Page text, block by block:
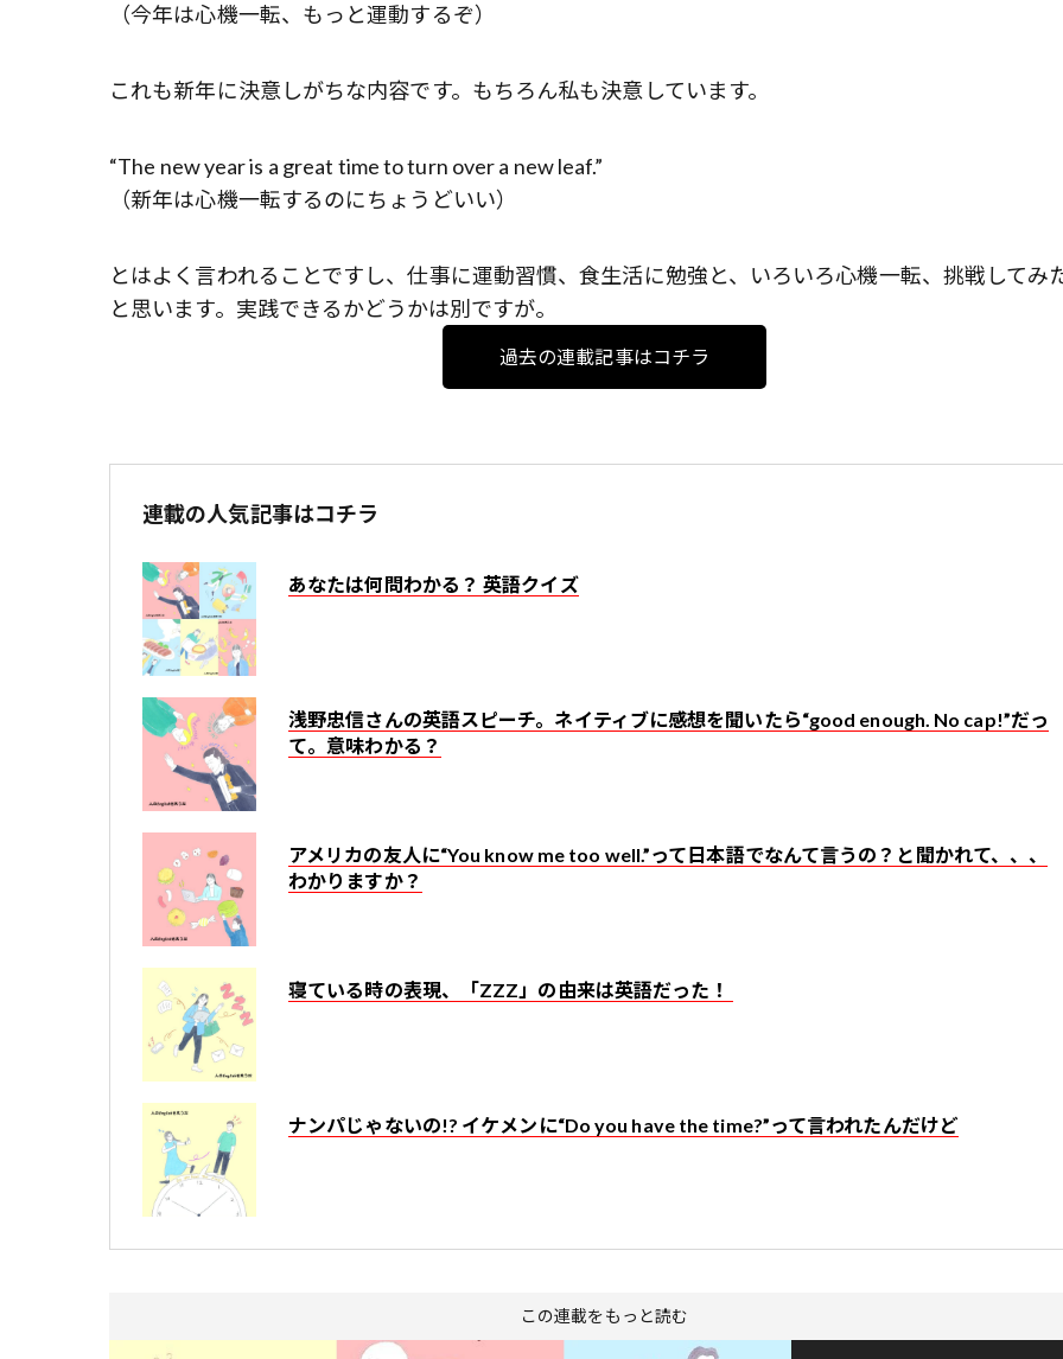
（今年は心機一転、もっと運動するぞ）
これも新年に決意しがちな内容です。もちろん私も決意しています。
“The new year is a great time to turn over a new leaf.”
（新年は心機一転するのにちょうどいい）
とはよく言われることですし、仕事に運動習慣、食生活に勉強と、いろいろ心機一転、挑戦してみ
と思います。実践できるかどうかは別ですが。
過去の連載記事はコチラ
連載の人気記事はコチラ
あなたは何問わかる？ 英語クイズ
浅野忠信さんの英語スピーチ。ネイティブに感想を聞いたら“good enough. No cap!”だっ
て。意味わかる？
アメリカの友人に“You know me too well.”って日本語でなんて言うの？と聞かれて、、、
わかりますか？
寝ている時の表現、「ZZZ」の由来は英語だった！
ナンパじゃないの!? イケメンに“Do you have the time?”って言われたんだけど
この連載をもっと読む